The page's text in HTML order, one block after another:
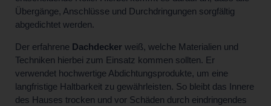
Übergänge, Anschlüsse und Durchdringungen sorgfältig
abgedichtet werden.
Der erfahrene Dachdecker weiß, welche Materialien und
Techniken hierbei zum Einsatz kommen sollten. Er
verwendet hochwertige Abdichtungsprodukte, um eine
langfristige Haltbarkeit zu gewährleisten. So bleibt das Innere
des Hauses trocken und vor Schäden durch eindringendes